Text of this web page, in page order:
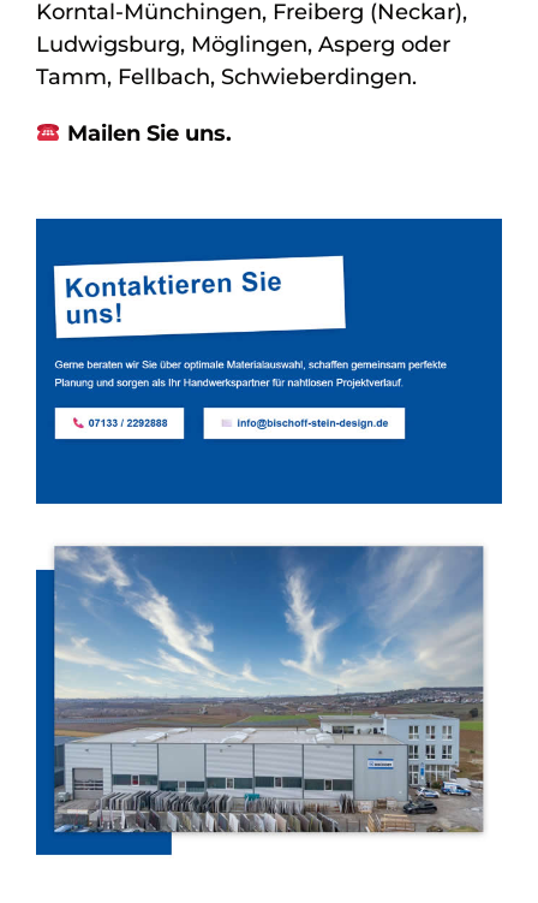
Korntal-Münchingen, Freiberg (Neckar),
Ludwigsburg, Möglingen, Asperg oder
Tamm, Fellbach, Schwieberdingen.
Mailen Sie uns.